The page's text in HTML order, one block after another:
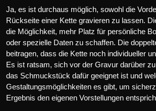
Ja, es ist durchaus möglich, sowohl die
Rückseite einer Kette gravieren zu lassen.
die Möglichkeit, mehr Platz für persönliche
oder spezielle Daten zu schaffen. Die
beitragen, dass die Kette noch individueller
Es ist ratsam, sich vor der Gravur darüber
das Schmuckstück dafür geeignet ist und
Gestaltungsmöglichkeiten es gibt, um
Ergebnis den eigenen Vorstellungen